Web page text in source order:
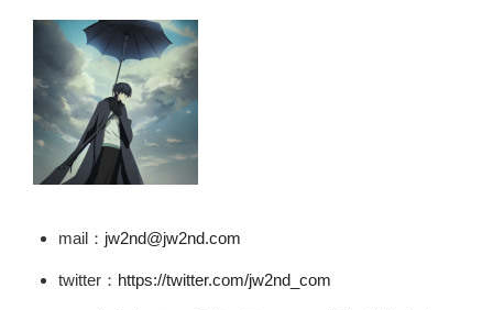
mail： jw2nd@jw2nd.com
twitter： https://twitter.com/jw2nd_com